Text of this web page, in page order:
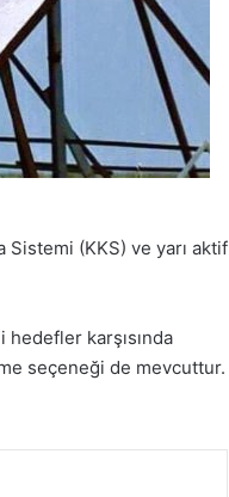
Sistemi (KKS) ve yarı aktif
karşısında
seçeneği de mevcuttur.